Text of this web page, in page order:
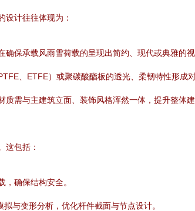
计往往体现为：
保承载风雨雪荷载的呈现出简约、现代或典雅的视
、ETFE）或聚碳酸酯板的透光、柔韧特性形成
质需与主建筑立面、装饰风格浑然一体，提升整体
这包括：
，确保结构安全。
与变形分析，优化杆件截面与节点设计。